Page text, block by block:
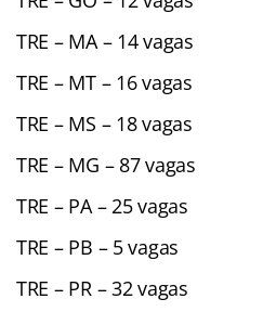
TRE – MA – 14 vagas
TRE – MT – 16 vagas
TRE – MS – 18 vagas
TRE – MG – 87 vagas
TRE – PA – 25 vagas
TRE – PB – 5 vagas
TRE – PR – 32 vagas